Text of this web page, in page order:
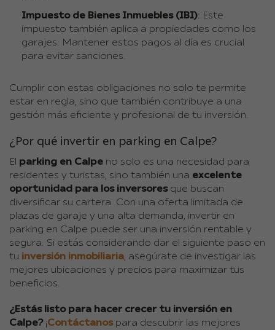
Impuesto de Bienes Inmuebles (IBI): Este
impuesto también aplica a propiedades como los
garajes. Mantener estos pagos al día es crucial
para evitar sanciones.
Cumplir con estas obligaciones no solo te permite
estar en regla, sino que también contribuye a una
gestión más eficiente y profesional de tu inversión.
¿Por qué invertir en parking en Calpe?
El parking en Calpe no solo es una necesidad para
residentes y turistas, sino también una excelente
oportunidad para los inversoresque buscan
diversificar su cartera. Con una oferta limitada de
plazas de garaje y una alta demanda, invertir en
parking en Calpe puede ser una inversión rentable y
segura. Si estás considerando dar el siguiente paso en
tu inversión inmobiliaria , asegúrate de investigar las
mejores ubicaciones y precios para maximizar tus
beneficios.
¿Estás listo para hacer crecer tu inversión en
Calpe?¡Contáctanos para descubrir las mejores